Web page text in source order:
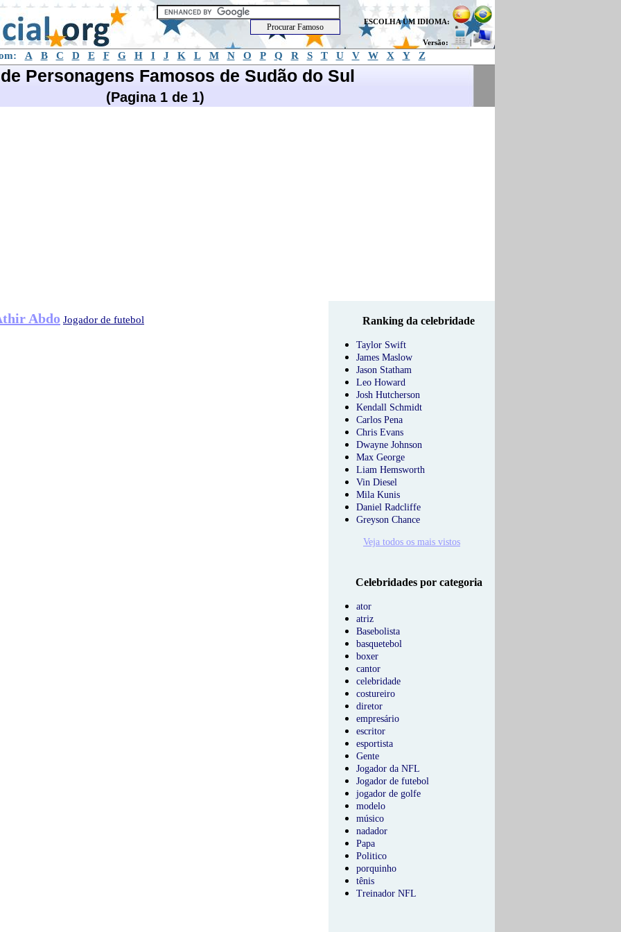
ESCOLHA UM IDIOMA:
Versão: |
A B C D E F G H I J K L M N O P Q R S T U V W X Y Z
Personagens Famosos de Sudão do Sul
(Pagina 1 de 1)
Abdo Jogador de futebol Ranking da celebridade
Taylor Swift
James Maslow
Jason Statham
Leo Howard
Josh Hutcherson
Kendall Schmidt
Carlos Pena
Chris Evans
Dwayne Johnson
Max George
Liam Hemsworth
Vin Diesel
Mila Kunis
Daniel Radcliffe
Greyson Chance
Veja todos os mais vistos
Celebridades por categoria
ator
atriz
Basebolista
basquetebol
boxer
cantor
celebridade
costureiro
diretor
empresário
escritor
esportista
Gente
Jogador da NFL
Jogador de futebol
jogador de golfe
modelo
músico
nadador
Papa
Politico
porquinho
tênis
Treinador NFL